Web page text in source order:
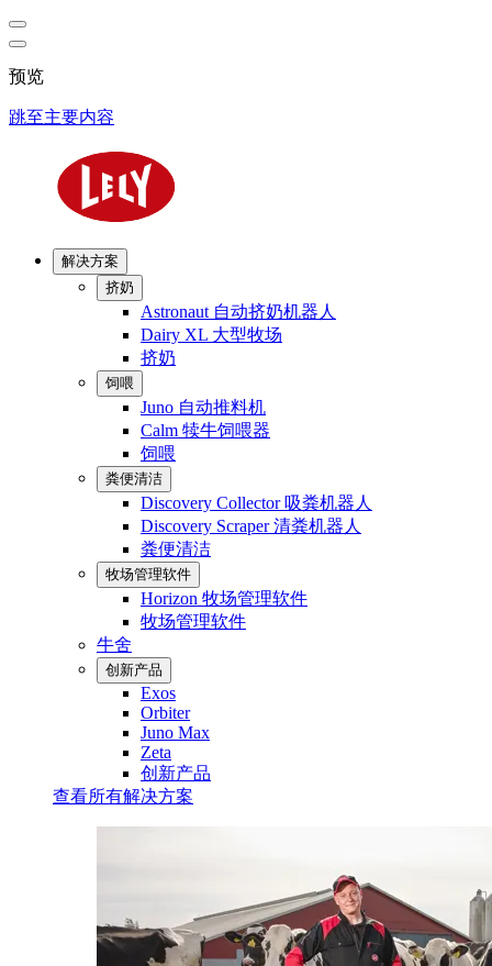
预览
跳至主要内容
解决方案
挤奶
Astronaut 自动挤奶机器人
Dairy XL 大型牧场
挤奶
饲喂
Juno 自动推料机
Calm 犊牛饲喂器
饲喂
粪便清洁
Discovery Collector 吸粪机器人
Discovery Scraper 清粪机器人
粪便清洁
牧场管理软件
Horizon 牧场管理软件
牧场管理软件
牛舍
创新产品
Exos
Orbiter
Juno Max
Zeta
创新产品
查看所有解决方案